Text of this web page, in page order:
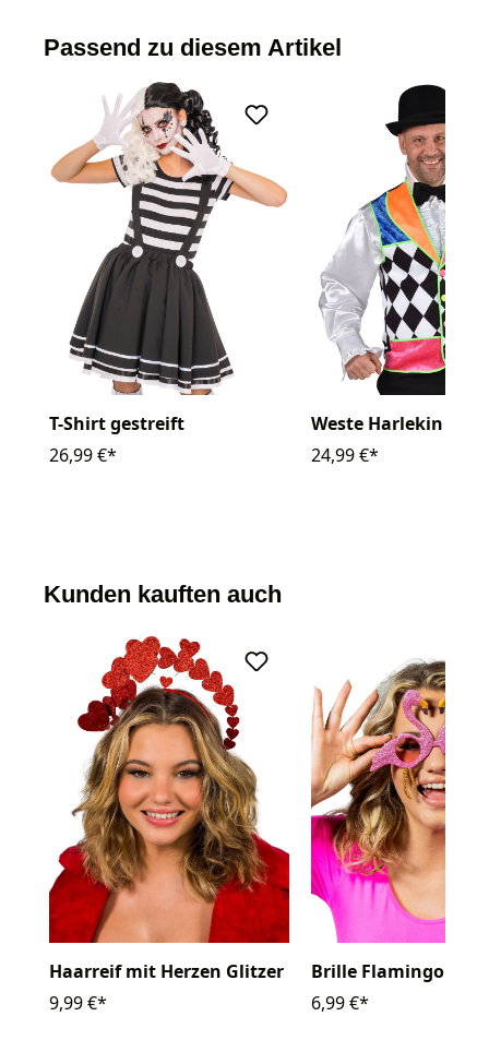
Passend zu diesem Artikel
T-Shirt gestreift
26,99 €*
Weste Harlekin
24,99 €*
Kunden kauften auch
Haarreif mit Herzen Glitzer
9,99 €*
Brille Flamingo mit
6,99 €*